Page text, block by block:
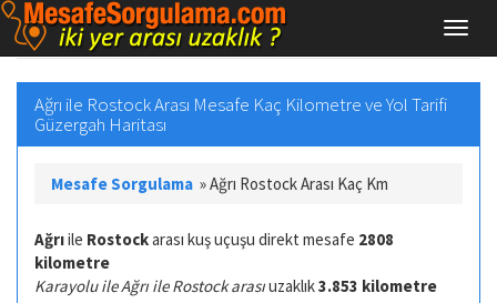
Ağrı ile Rostock Arası Mesafe Kaç Kilometre ve Yol Tarifi
Güzergah Haritası
Mesafe Sorgulama »Ağrı Rostock Arası Kaç Km
Ağrıile Rostockarası kuş uçuşu direkt mesafe 2808
kilometre
Karayolu ile Ağrı ile Rostock arasıuzaklık3.853 kilometre